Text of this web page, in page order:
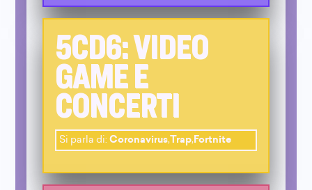
5CD6: VIDEO
GAME E
CONCERTI
Si parla di: Coronavirus,Trap,Fortnite